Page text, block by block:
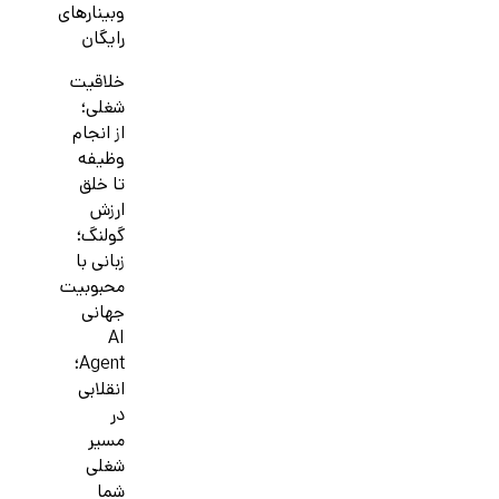
وبینارهای
رایگان
خلاقیت
شغلی؛
از انجام
وظیفه
تا خلق
ارزش
گولنگ؛
زبانی با
محبوبیت
جهانی
AI
Agent؛
انقلابی
در
مسیر
شغلی